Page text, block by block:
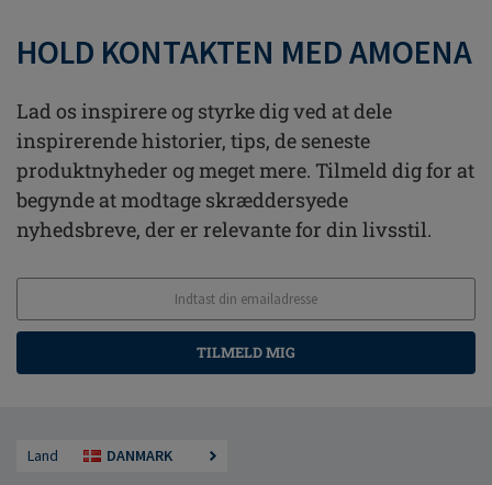
HOLD KONTAKTEN MED AMOENA
Lad os inspirere og styrke dig ved at dele
inspirerende historier, tips, de seneste
produktnyheder og meget mere. Tilmeld dig for at
begynde at modtage skræddersyede
nyhedsbreve, der er relevante for din livsstil.
TILMELD MIG
Land DANMARK